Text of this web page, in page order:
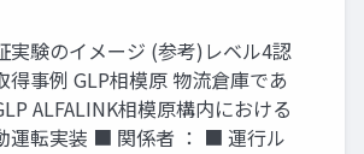
実験のイメージ (参考)レベル4認
得事例 GLP相模原 物流倉庫であ
ALFALINK相模原構内における
運転実装 ■ 関係者 ： ■ 運行ル